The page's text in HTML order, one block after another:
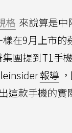
格 來說算是中
在9月上市的
團提到T1手
報導
這款手機的實